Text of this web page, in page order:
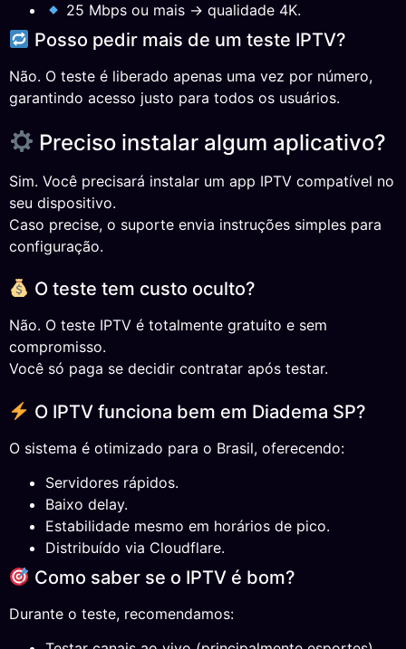
25 Mbps ou mais → qualidade 4K.
Posso pedir mais de um teste IPTV?
Não. O teste é liberado apenas uma vez por número,
garantindo acesso justo para todos os usuários.
Preciso instalar algum aplicativo?
Sim. Você precisará instalar um app IPTV compatível no
seu dispositivo.
Caso precise, o suporte envia instruções simples para
configuração.
O teste tem custo oculto?
Não. O teste IPTV é totalmente gratuito e sem
compromisso.
Você só paga se decidir contratar após testar.
O IPTV funciona bem em Diadema SP?
O sistema é otimizado para o Brasil, oferecendo:
Servidores rápidos.
Baixo delay.
Estabilidade mesmo em horários de pico.
Distribuído via Cloudflare.
Como saber se o IPTV é bom?
Durante o teste, recomendamos: